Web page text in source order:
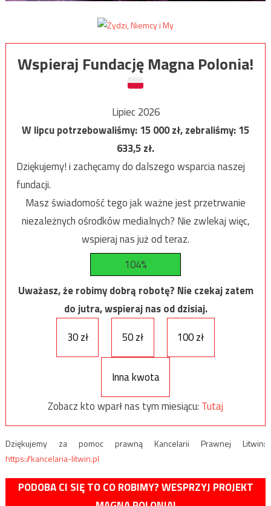
Wspieraj Fundację Magna Polonia!
Lipiec 2026
W lipcu potrzebowaliśmy:15 000zł, zebraliśmy:15
633,5zł.
Dziękujemy! i zachęcamy do dalszego wsparcia naszej
fundacji.
Masz świadomość tego jak ważne jest przetrwanie
niezależnych ośrodków medialnych? Nie zwlekaj więc,
wspieraj nas już od teraz.
104%
Uważasz, że robimy dobrą robotę? Nie czekaj zatem
do jutra, wspieraj nas od dzisiaj.
30 zł
50 zł 100 zł
Inna kwota
Zobacz kto wparł nas tym miesiącu: Tutaj
Dziękujemy za pomoc prawną Kancelarii Prawnej Litwin:
https://kancelaria-litwin.pl
PODOBA CI SIĘ TO CO ROBIMY? WESPRZYJ PROJEKT